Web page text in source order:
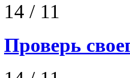
14 / 11
Проверь